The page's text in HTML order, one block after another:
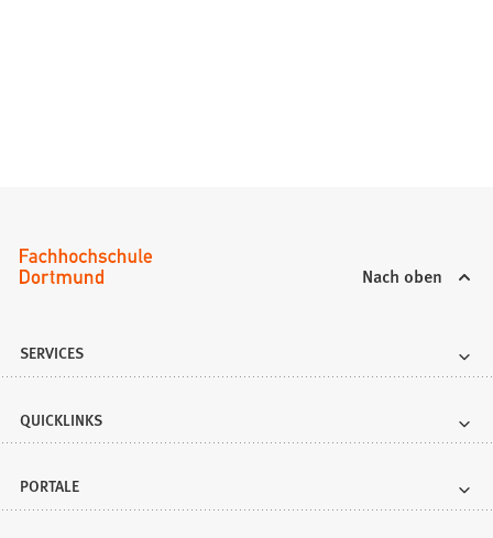
Nach oben
SERVICES
QUICKLINKS
PORTALE